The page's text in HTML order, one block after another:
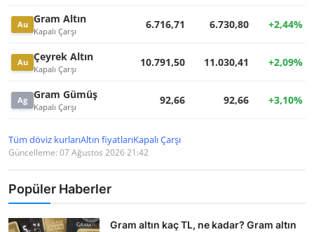
Au Gram Altın
Kapalı Çarşı
6.716,71 6.730,80 +2,44%
Au Çeyrek Altın
Kapalı Çarşı
10.791,50 11.030,41 +2,09%
Ag Gram Gümüş
Kapalı Çarşı
92,66 92,66 +3,10%
Tüm döviz kurlarıAltın fiyatlarıKapalı Çarşı
Güncelleme: 07 Ağustos 2026 21:42
Popüler Haberler
Gram altın kaç TL, ne kadar? Gram altın